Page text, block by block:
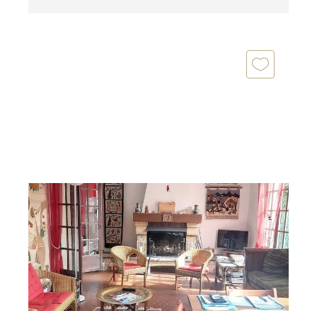
ST CYPRIEN 66
104,46 m2, 6 pièces
Ref : 4406
Maison à vendre
375 000 €